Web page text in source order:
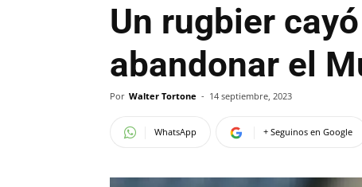
Un rugbier
abandonar el
Por Walter Tortone - 14 septiembre, 2023
WhatsApp + Seguinos en Google